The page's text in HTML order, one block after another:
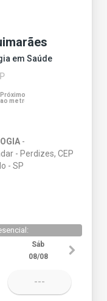
em Saúde
-
- Perdizes, CEP
- SP
Sáb
08/08
---